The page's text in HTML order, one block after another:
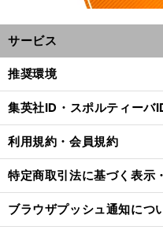
サービス
推奨環境
集英社ID・スポルティーバ
利用規約・会員規約
特定商取引法に基づく表示
ブラウザプッシュ通知につ